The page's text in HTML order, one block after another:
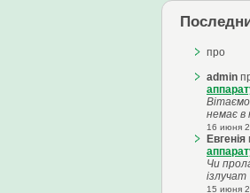
про
admin
немає в
16 июня
Евгенія
Чи
ізлучат
15 июня